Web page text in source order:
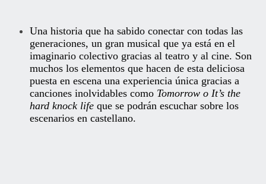
Una historia que ha sabido conectar con todas las
generaciones, un gran musical que ya está en el
imaginario colectivo gracias al teatro y al cine. Son
muchos los elementos que hacen de esta deliciosa
puesta en escena una experiencia única gracias a
canciones inolvidables como Tomorrow o It’s the
hard knock life que se podrán escuchar sobre los
escenarios en castellano.